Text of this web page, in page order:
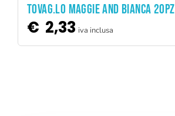
ADD TO CART
TOVAG.LO MAGGIE AND BIANCA 20PZ
€ 2,33 iva inclusa